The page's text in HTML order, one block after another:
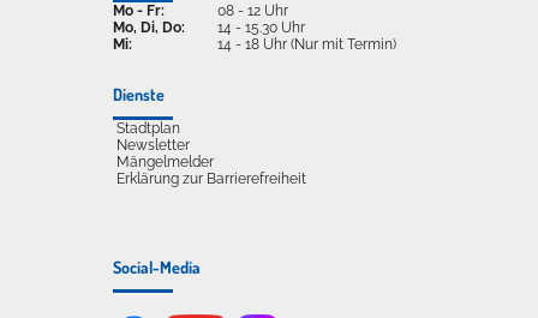
Mo - Fr:
Mo, Di, Do:
Mi:
08 - 12 Uhr
14 - 15.30 Uhr
14 - 18 Uhr (Nur mit Termin)
Dienste
Stadtplan
Newsletter
Mängelmelder
Erklärung zur Barrierefreiheit
Social-Media